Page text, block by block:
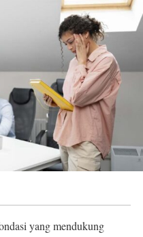
yang mendukung